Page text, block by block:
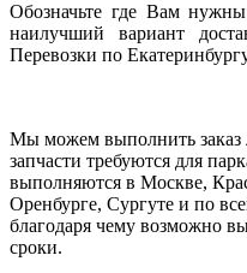
Обозначьте где Вам
наилучший вариант
Перевозки по
Мы можем выполнить заказ
запчасти требуются для
выполняются в Москве,
Оренбурге, Сургуте и по
благодаря чему возможно
сроки.